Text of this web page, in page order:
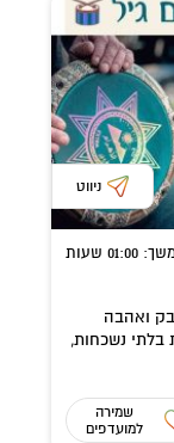
ניווט
: 01:00 שעות
ואהבה
בלתי נשכחות,
שמירה
למועדפים